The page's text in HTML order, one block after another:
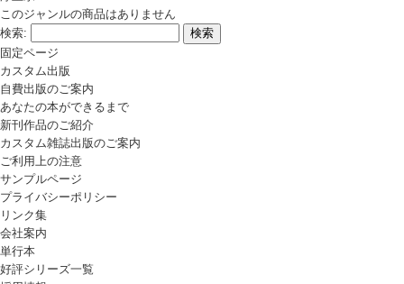
このジャンルの商品はありません
検索:
固定ページ
カスタム出版
自費出版のご案内
あなたの本ができるまで
新刊作品のご紹介
カスタム雑誌出版のご案内
ご利用上の注意
サンプルページ
プライバシーポリシー
リンク集
会社案内
単行本
好評シリーズ一覧